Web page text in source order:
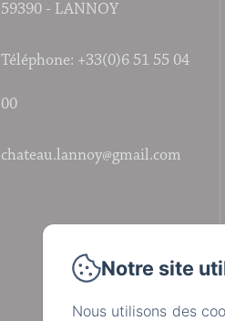
59390 - LANNOY
Téléphone: +33(0)6 51 55 04
00
chateau.lannoy@gmail.com
Notre site
Nous utilisons des